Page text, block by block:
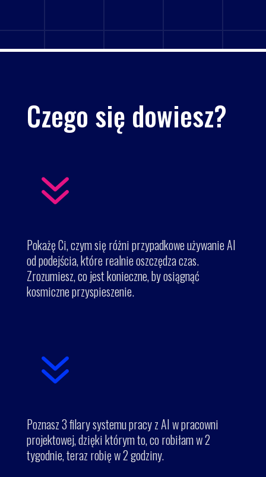
Czego się dowiesz?
7
Pokażę Ci, czym się różni przypadkowe używanie AI
od podejścia, które realnie oszczędza czas.
Zrozumiesz, co jest konieczne, by osiągnąć
kosmiczne przyspieszenie.
7
Poznasz 3 filary systemu pracy z AI w pracowni
projektowej, dzięki którym to, co robiłam w 2
tygodnie, teraz robię w 2 godziny.